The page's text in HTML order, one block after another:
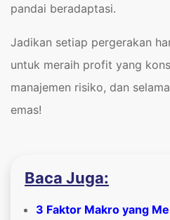
pandai beradaptasi.
Jadikan setiap pergerakan
untuk meraih profit yang
manajemen risiko, dan
emas!
Baca Juga:
3 Faktor Makro yang